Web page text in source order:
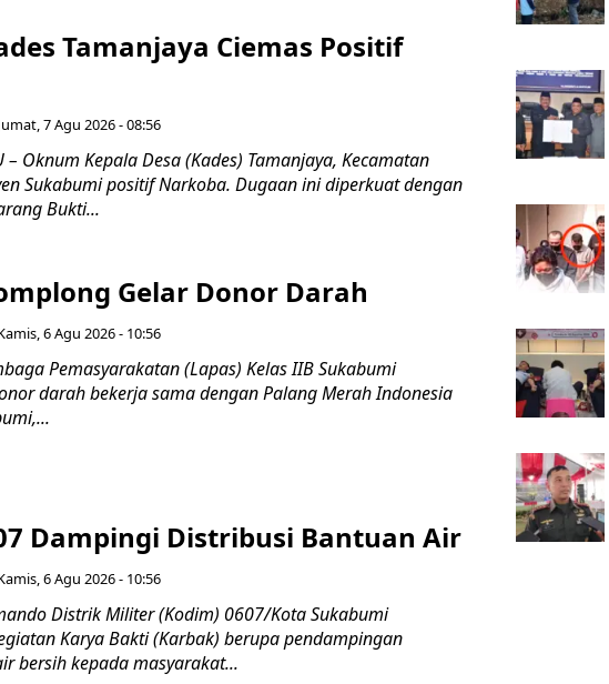
Tamanjaya Ciemas Positif
7 Agu 2026 - 08:56
– Oknum Kepala Desa (Kades) Tamanjaya, Kecamatan
Sukabumi positif Narkoba. Dugaan ini diperkuat dengan
Bukti...
Gelar Donor Darah
6 Agu 2026 - 10:56
Pemasyarakatan (Lapas) Kelas IIB Sukabumi
darah bekerja sama dengan Palang Merah Indonesia
Dampingi Distribusi Bantuan Air
6 Agu 2026 - 10:56
Distrik Militer (Kodim) 0607/Kota Sukabumi
Karya Bakti (Karbak) berupa pendampingan
bersih kepada masyarakat...